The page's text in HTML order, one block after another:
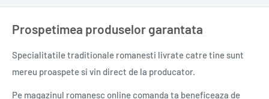
de a aduce zâmbetul pe buze românilor, atât prin grupul
Distractis, cât și prin cărțile sale.
Cu un stil total atipic de a prezenta situații cotidiene și
amintiri personale, Doru transformă istoria recentă într-un șir
de povești cenzurate, enigme deșucheate și falsuri
Prospetimea produselor garantata
Specialitatile traditionale romanesti livrate catre tine sunt
mereu proaspete si vin direct de la producator.
Pe magazinul romanesc online comanda ta beneficeaza de